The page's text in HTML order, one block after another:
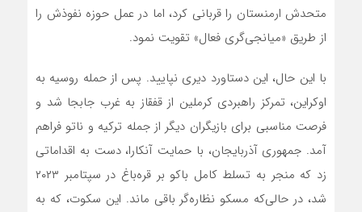
متحدش ارمنستان را قربانی کرد، اما در عمل حوزه نفوذش را
از طریق «میانجی‌گری فعال» تقویت نمود.
با این حال، این دستاورد دیری نپایید. پس از حمله روسیه به
اوکراین، تمرکز راهبردی کرملین از قفقاز به غرب جابجا شد و
فرصت مناسبی برای بازیگران دیگر از جمله ترکیه و ناتو فراهم
آمد. جمهوری آذربایجان، با حمایت آنکارا، دست به اقداماتی
زد که منجر به تسلط کامل باکو بر قره‌باغ در سپتامبر ۲۰۲۳
شد، در حالی‌که مسکو نظاره‌گر باقی ماند. این سکوت، که به